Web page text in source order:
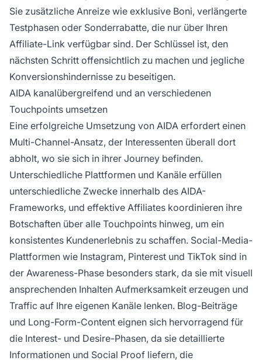
Sie zusätzliche Anreize wie exklusive Boni, verlängerte
Testphasen oder Sonderrabatte, die nur über Ihren
Affiliate-Link verfügbar sind. Der Schlüssel ist, den
nächsten Schritt offensichtlich zu machen und jegliche
Konversionshindernisse zu beseitigen.
AIDA kanalübergreifend und an verschiedenen
Touchpoints umsetzen
Eine erfolgreiche Umsetzung von AIDA erfordert einen
Multi-Channel-Ansatz, der Interessenten überall dort
abholt, wo sie sich in ihrer Journey befinden.
Unterschiedliche Plattformen und Kanäle erfüllen
unterschiedliche Zwecke innerhalb des AIDA-
Frameworks, und effektive Affiliates koordinieren ihre
Botschaften über alle Touchpoints hinweg, um ein
konsistentes Kundenerlebnis zu schaffen. Social-Media-
Plattformen wie Instagram, Pinterest und TikTok sind in
der Awareness-Phase besonders stark, da sie mit visuell
ansprechenden Inhalten Aufmerksamkeit erzeugen und
Traffic auf Ihre eigenen Kanäle lenken. Blog-Beiträge
und Long-Form-Content eignen sich hervorragend für
die Interest- und Desire-Phasen, da sie detaillierte
Informationen und Social Proof liefern, die